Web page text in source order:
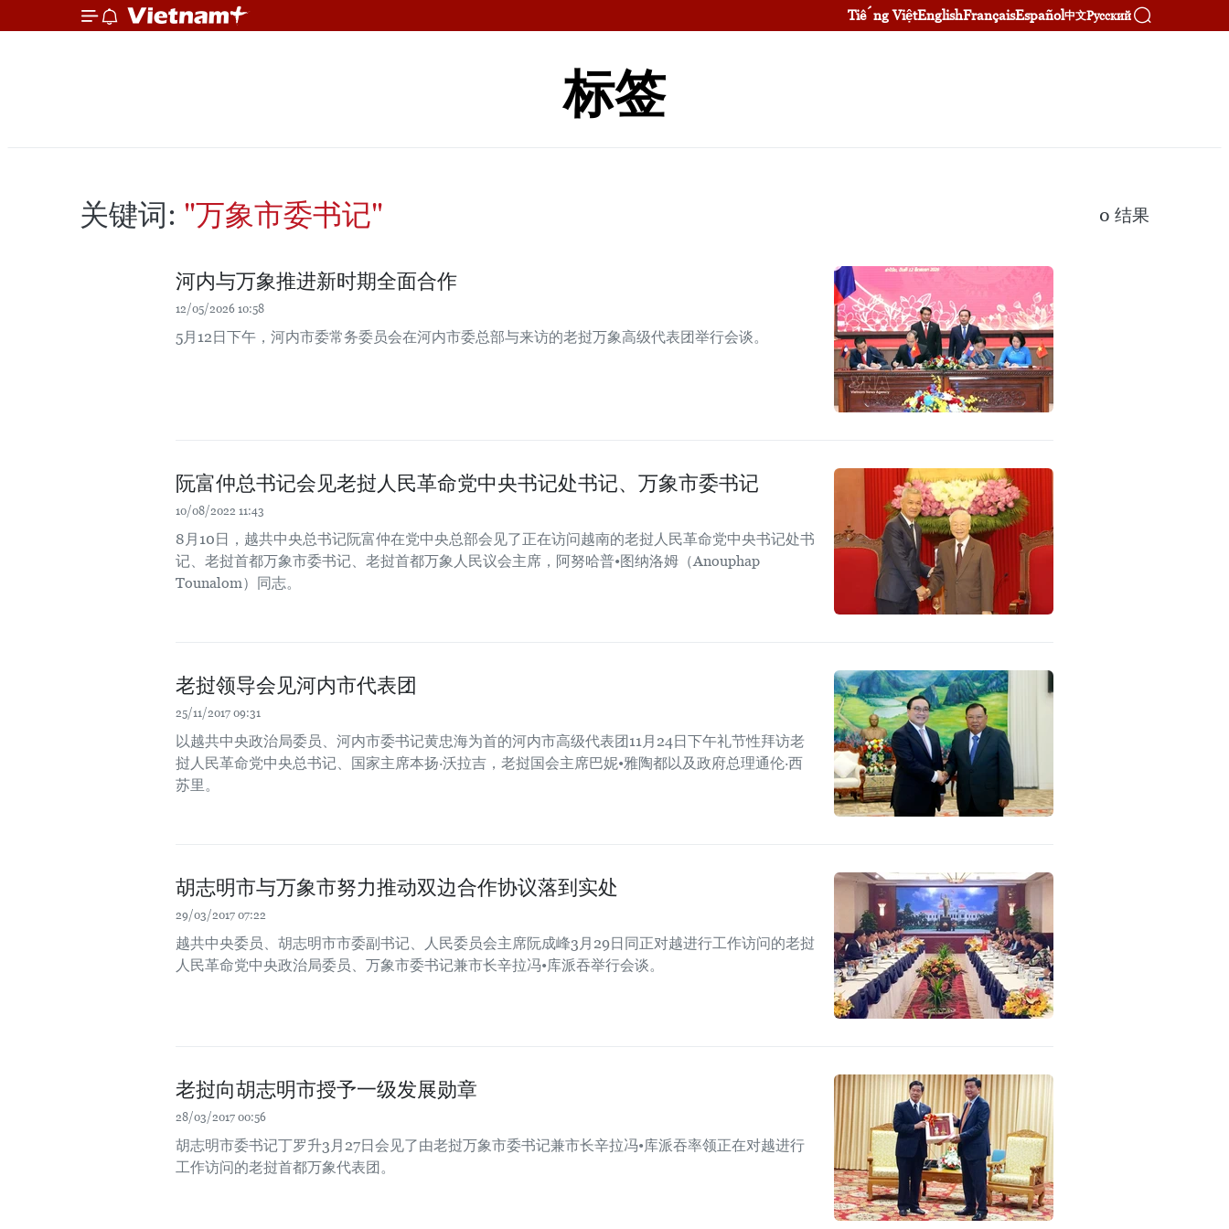
Tiếng ViệtEnglishFrançaisEspañol中文Русский
标签
关键词: "万象市委书记" 0 结果
河内与万象推进新时期全面合作
12/05/2026 10:58
5月12日下午，河内市委常务委员会在河内市委总部与来访的老挝万象高级代表团举行会谈。
阮富仲总书记会见老挝人民革命党中央书记处书记、万象市委书记
10/08/2022 11:43
8月10日，越共中央总书记阮富仲在党中央总部会见了正在访问越南的老挝人民革命党中央书记处书
记、老挝首都万象市委书记、老挝首都万象人民议会主席，阿努哈普•图纳洛姆（Anouphap
Tounalom）同志。
老挝领导会见河内市代表团
25/11/2017 09:31
以越共中央政治局委员、河内市委书记黄忠海为首的河内市高级代表团11月24日下午礼节性拜访老
挝人民革命党中央总书记、国家主席本扬·沃拉吉，老挝国会主席巴妮•雅陶都以及政府总理通伦·西
苏里。
胡志明市与万象市努力推动双边合作协议落到实处
29/03/2017 07:22
越共中央委员、胡志明市市委副书记、人民委员会主席阮成峰3月29日同正对越进行工作访问的老挝
人民革命党中央政治局委员、万象市委书记兼市长辛拉冯•库派吞举行会谈。
老挝向胡志明市授予一级发展勋章
28/03/2017 00:56
胡志明市委书记丁罗升3月27日会见了由老挝万象市委书记兼市长辛拉冯•库派吞率领正在对越进行
工作访问的老挝首都万象代表团。